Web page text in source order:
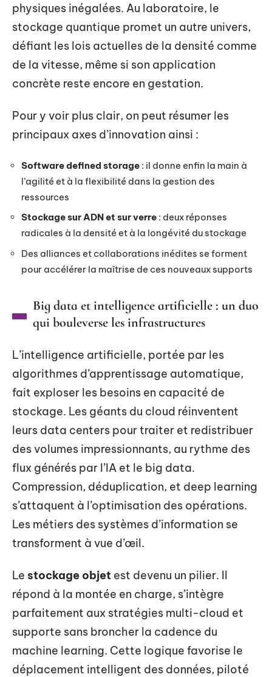
physiques inégalées. Au laboratoire, le
stockage quantique promet un autre univers,
défiant les lois actuelles de la densité comme
de la vitesse, même si son application
concrète reste encore en gestation.
Pour y voir plus clair, on peut résumer les
principaux axes d’innovation ainsi :
Software defined storage : il donne enfin la main à
l’agilité et à la flexibilité dans la gestion des
ressources
Stockage sur ADN et sur verre : deux réponses
radicales à la densité et à la longévité du stockage
Des alliances et collaborations inédites se forment
pour accélérer la maîtrise de ces nouveaux supports
Big data et intelligence artificielle : un duo
qui bouleverse les infrastructures
L’intelligence artificielle, portée par les
algorithmes d’apprentissage automatique,
fait exploser les besoins en capacité de
stockage. Les géants du cloud réinventent
leurs data centers pour traiter et redistribuer
des volumes impressionnants, au rythme des
flux générés par l’IA et le big data.
Compression, déduplication, et deep learning
s’attaquent à l’optimisation des opérations.
Les métiers des systèmes d’information se
transforment à vue d’œil.
Le stockage objet est devenu un pilier. Il
répond à la montée en charge, s’intègre
parfaitement aux stratégies multi-cloud et
supporte sans broncher la cadence du
machine learning. Cette logique favorise le
déplacement intelligent des données, piloté